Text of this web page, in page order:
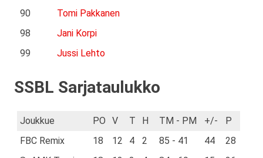
90
Tomi Pakkanen
98
Jani Korpi
99
Jussi Lehto
SSBL Sarjataulukko
Joukkue PO V T H TM - PM +/-
P
FBC Remix
18 12 4 2 85 - 41 44
28